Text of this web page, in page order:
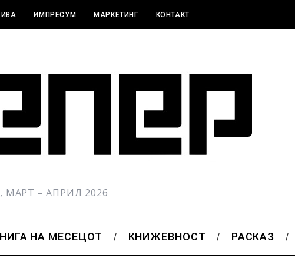
ИМПРЕСУМ МАРКЕТИНГ КОНТАКТ
МАРТ – АПРИЛ 2026
НА МЕСЕЦОТ КНИЖЕВНОСТ РАСКАЗ